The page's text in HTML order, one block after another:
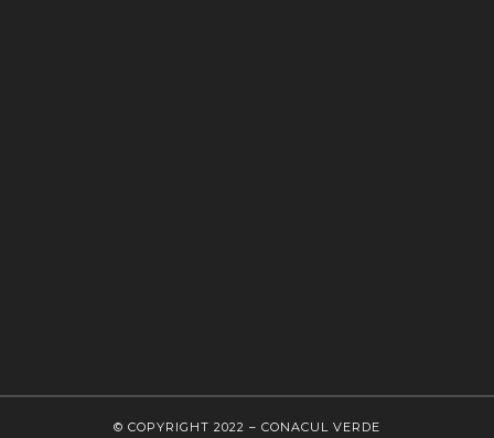
© COPYRIGHT 2022 – CONACUL VERDE